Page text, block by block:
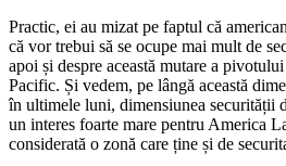
Practic, ei au mizat pe faptul că
că vor trebui să se ocupe mai mult de
apoi și despre această mutare a
Pacific. Și vedem, pe lângă această
în ultimele luni, dimensiunea securității
un interes foarte mare pentru America
considerată o zonă care ține și de